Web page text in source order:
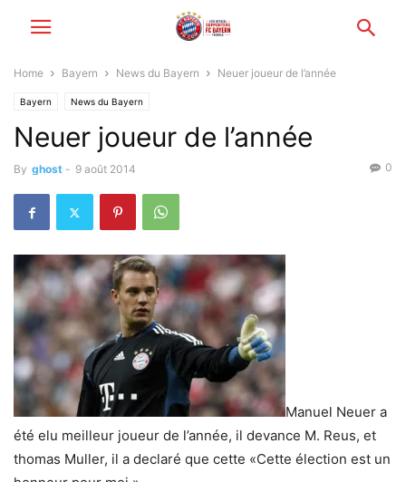
Home Bayern News du Bayern Neuer joueur de l’année
Bayern News du Bayern
Neuer joueur de l’année
By ghost - 9 août 2014 0
Manuel Neuer a
été elu meilleur joueur de l’année, il devance M. Reus, et
thomas Muller, il a declaré que cette «Cette élection est un